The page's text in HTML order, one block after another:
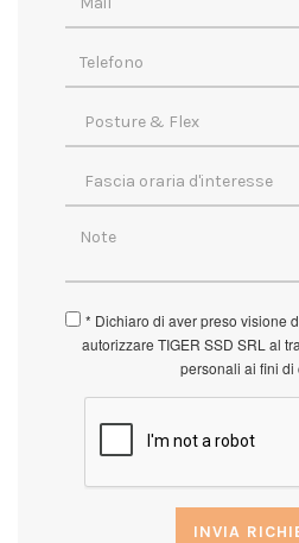
* Dichiaro di aver preso visione
autorizzare TIGER SSD SRL al
personali ai fini di
INVIA